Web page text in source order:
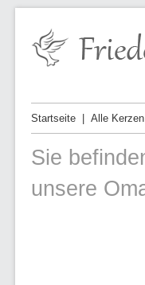
Startseite Alle Kerzen
Sie
unsere